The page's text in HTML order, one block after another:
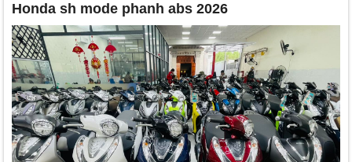
MỤC Dịch vụ
Công nghiệp, xây dựng
Honda sh mode phanh abs 2026